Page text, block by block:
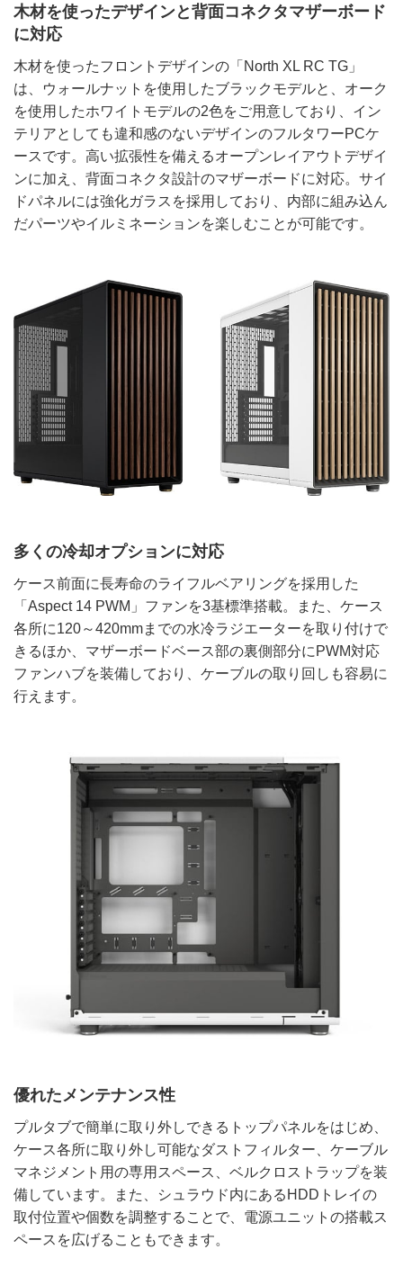
木材を使ったデザインと背面コネクタマザーボード
に対応
木材を使ったフロントデザインの「North XL RC TG」
は、ウォールナットを使用したブラックモデルと、オーク
を使用したホワイトモデルの2色をご用意しており、イン
テリアとしても違和感のないデザインのフルタワーPCケ
ースです。高い拡張性を備えるオープンレイアウトデザイ
ンに加え、背面コネクタ設計のマザーボードに対応。サイ
ドパネルには強化ガラスを採用しており、内部に組み込ん
だパーツやイルミネーションを楽しむことが可能です。
多くの冷却オプションに対応
ケース前面に長寿命のライフルベアリングを採用した
「Aspect 14 PWM」ファンを3基標準搭載。また、ケース
各所に120～420mmまでの水冷ラジエーターを取り付けで
きるほか、マザーボードベース部の裏側部分にPWM対応
ファンハブを装備しており、ケーブルの取り回しも容易に
行えます。
優れたメンテナンス性
プルタブで簡単に取り外しできるトップパネルをはじめ、
ケース各所に取り外し可能なダストフィルター、ケーブル
マネジメント用の専用スペース、ベルクロストラップを装
備しています。また、シュラウド内にあるHDDトレイの
取付位置や個数を調整することで、電源ユニットの搭載ス
ペースを広げることもできます。